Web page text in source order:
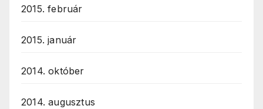
2015. február
2015. január
2014. október
2014. augusztus